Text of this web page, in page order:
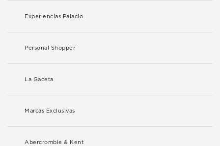
Experiencias Palacio
Personal Shopper
La Gaceta
Marcas Exclusivas
Abercrombie & Kent